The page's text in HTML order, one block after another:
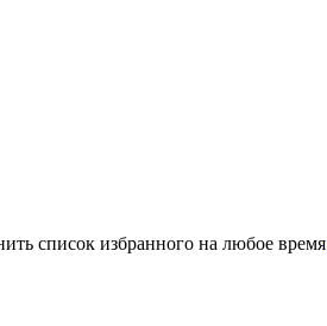
список избранного на любое время